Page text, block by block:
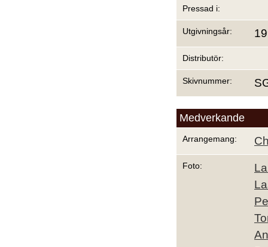
Pressad i:
Utgivningsår:
Distributör:
Skivnummer:
Medverkande
Arrangemang:
Foto: